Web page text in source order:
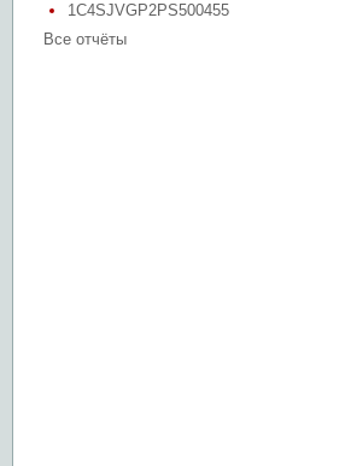
1C4SJVGP2PS500455
Все отчёты